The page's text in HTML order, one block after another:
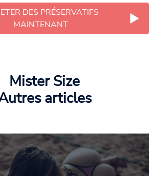
DES PRÉSERVATIFS
MAINTENANT
Mister Size
articles